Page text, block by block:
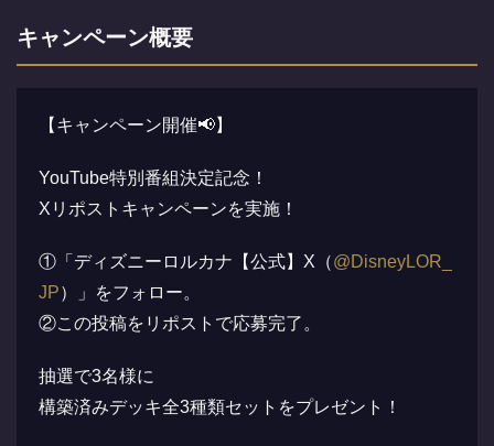
キャンペーン概要
【キャンペーン開催📢】
YouTube特別番組決定記念！
Xリポストキャンペーンを実施！
①「ディズニーロルカナ【公式】X（@DisneyLOR_
JP）」をフォロー。
②この投稿をリポストで応募完了。
抽選で3名様に
構築済みデッキ全3種類セットをプレゼント！